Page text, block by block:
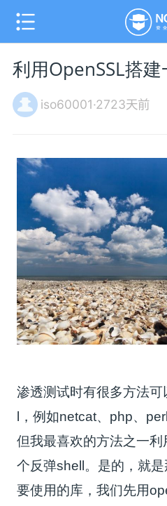
利用OpenSSL搭
iso60001·2723天前
渗透测试时有很多方法
l，例如netcat、php、
但我最喜欢的方法之一
个反弹shell。是的，就
要使用的库，我们先用